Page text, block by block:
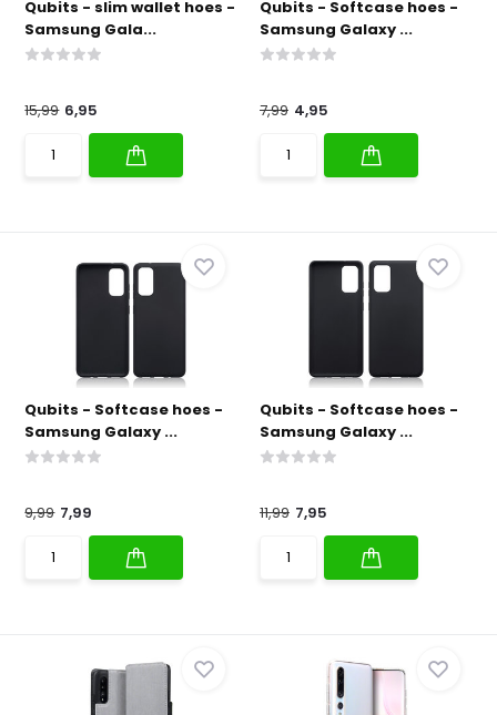
Qubits - slim wallet hoes -
Samsung Gala...
15,99 6,95
Qubits - Softcase hoes -
Samsung Galaxy ...
7,99 4,95
Qubits - Softcase hoes -
Samsung Galaxy ...
9,99 7,99
Qubits - Softcase hoes -
Samsung Galaxy ...
11,99 7,95